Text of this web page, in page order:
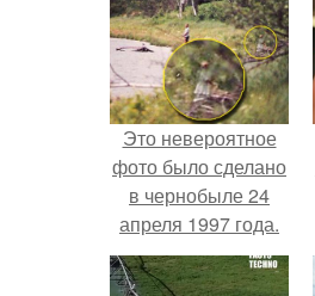
Это невероятное
фото было сделано
в чернобыле 24
апреля 1997 года.